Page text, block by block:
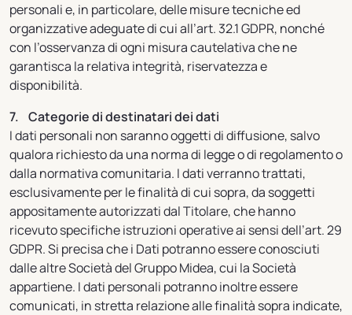
personali e, in particolare, delle misure tecniche ed
organizzative adeguate di cui all’art. 32.1 GDPR, nonché
con l’osservanza di ogni misura cautelativa che ne
garantisca la relativa integrità, riservatezza e
disponibilità.
7. Categorie di destinatari dei dati
I dati personali non saranno oggetti di diffusione, salvo
qualora richiesto da una norma di legge o di regolamento o
dalla normativa comunitaria. I dati verranno trattati,
esclusivamente per le finalità di cui sopra, da soggetti
appositamente autorizzati dal Titolare, che hanno
ricevuto specifiche istruzioni operative ai sensi dell’art. 29
GDPR. Si precisa che i Dati potranno essere conosciuti
dalle altre Società del Gruppo Midea, cui la Società
appartiene. I dati personali potranno inoltre essere
comunicati, in stretta relazione alle finalità sopra indicate,